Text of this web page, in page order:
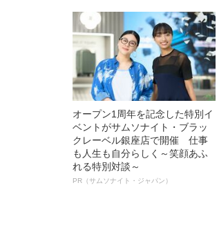
オープン1周年を記念した特別イ
ベントがサムソナイト・ブラッ
クレーベル銀座店で開催 仕事
も人生も自分らしく～笑顔あふ
れる特別対談～
PR（サムソナイト・ジャパン）